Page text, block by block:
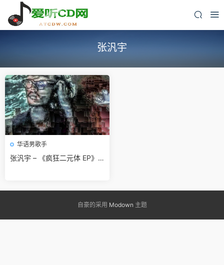
张汎宇
华语男歌手
张汎宇 – 《疯狂二元体 EP》2
自豪的采用 Modown 主题